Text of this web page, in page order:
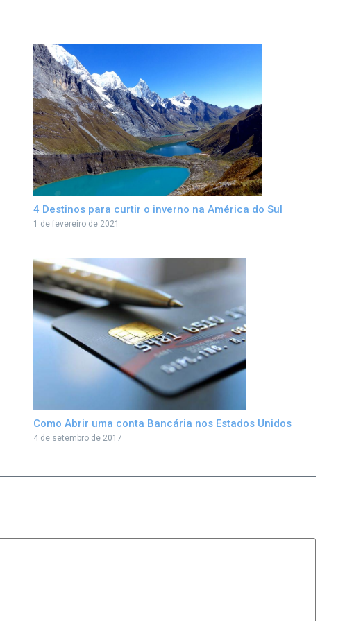
4 Destinos para curtir o inverno na América do Sul
1 de fevereiro de 2021
Como Abrir uma conta Bancária nos Estados Unidos
4 de setembro de 2017